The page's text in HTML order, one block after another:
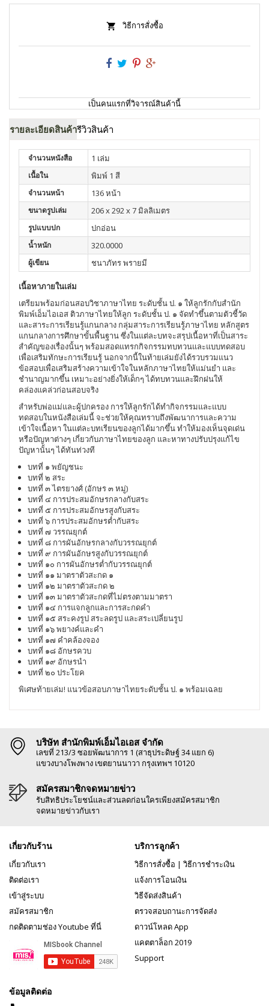
วิธีการสั่งซื้อ
เป็นคนแรกที่วิจารณ์สินค้านี้
รายละเอียดสินค้ารีวิวสินค้า
จำนวนหนังสือ 1 เล่ม
เนื้อใน พิมพ์ 1 สี
จำนวนหน้า 136 หน้า
ขนาดรูปเล่ม 206 x 292 x 7 มิลลิเมตร
รูปแบบปก ปกอ่อน
น้ำหนัก 320.0000
ผู้เขียน ชนาภัทร พรายมี
เนื้อหาภายในเล่ม
เตรียมพร้อมก่อนสอบวิชาภาษาไทย ระดับชั้น ป. ๑ ให้ลูกรักกับสำนัก
พิมพ์เอ็มไอเอส ติวภาษาไทยให้ลูก ระดับชั้น ป. ๑ จัดทำขึ้นตามตัวชี้วัด
และสาระการเรียนรู้แกนกลาง กลุ่มสาระการเรียนรู้ภาษาไทย หลักสูตร
แกนกลางการศึกษาขั้นพื้นฐาน ซึ่งในแต่ละบทจะสรุปเนื้อหาที่เป็นสาระ
สำคัญของเรื่องนั้นๆ พร้อมสอดแทรกกิจกรรมทบทวนและแบบทดสอบ
เพื่อเสริมทักษะการเรียนรู้ นอกจากนี้ในท้ายเล่มยังได้รวบรวมแนว
ข้อสอบเพื่อเสริมสร้างความเข้าใจในหลักภาษาไทยให้แม่นยำ และ
ชำนาญมากขึ้น เหมาะอย่างยิ่งให้เด็กๆ ได้ทบทวนและฝึกฝนให้
คล่องแคล่วก่อนสอบจริง
สำหรับพ่อแม่และผู้ปกครอง การให้ลูกรักได้ทำกิจกรรมและแบบ
ทดสอบในหนังสือเล่มนี้ จะช่วยให้คุณทราบถึงพัฒนาการและความ
เข้าใจเนื้อหา ในแต่ละบทเรียนของลูกได้มากขึ้น ทำให้มองเห็นจุดเด่น
หรือปัญหาต่างๆ เกี่ยวกับภาษาไทยของลูก และหาทางปรับปรุงแก้ไข
ปัญหานั้นๆ ได้ทันท่วงที
บทที่ ๑ พยัญชนะ
บทที่ ๒ สระ
บทที่ ๓ ไตรยางศ์ (อักษร ๓ หมู่)
บทที่ ๔ การประสมอักษรกลางกับสระ
บทที่ ๕ การประสมอักษรสูงกับสระ
บทที่ ๖ การประสมอักษรต่ำกับสระ
บทที่ ๗ วรรณยุกต์
บทที่ ๘ การผันอักษรกลางกับวรรณยุกต์
บทที่ ๙ การผันอักษรสูงกับวรรณยุกต์
บทที่ ๑๐ การผันอักษรต่ำกับวรรณยุกต์
บทที่ ๑๑ มาตราตัวสะกด ๑
บทที่ ๑๒ มาตราตัวสะกด ๒
บทที่ ๑๓ มาตราตัวสะกดที่ไม่ตรงตามมาตรา
บทที่ ๑๔ การแจกลูกและการสะกดคำ
บทที่ ๑๕ สระคงรูป สระลดรูป และสระเปลี่ยนรูป
บทที่ ๑๖ พยางค์และคำ
บทที่ ๑๗ คำคล้องจอง
บทที่ ๑๘ อักษรควบ
บทที่ ๑๙ อักษรนำ
บทที่ ๒๐ ประโยค
พิเศษท้ายเล่ม! แนวข้อสอบภาษาไทยระดับชั้น ป. ๑ พร้อมเฉลย
บริษัท สำนักพิมพ์เอ็มไอเอส จำกัด
เลขที่ 213/3 ซอยพัฒนาการ 1 (สาธุประดิษฐ์ 34 แยก 6)
แขวงบางโพงพาง เขตยานนาวา กรุงเทพฯ 10120
สมัครสมาชิกจดหมายข่าว
รับสิทธิประโยชน์และส่วนลดก่อนใครเพียงสมัครสมาชิก
จดหมายข่าวกับเรา
เกี่ยวกับร้าน
เกี่ยวกับเรา
ติดต่อเรา
เข้าสู่ระบบ
สมัครสมาชิก
กดติดตามช่อง Youtube ที่นี่
บริการลูกค้า
วิธีการสั่งซื้อ | วิธีการชำระเงิน
แจ้งการโอนเงิน
วิธีจัดส่งสินค้า
ตรวจสอบถานะการจัดส่ง
ดาวน์โหลด App
แคตตาล็อก 2019
Support
ข้อมูลติดต่อ